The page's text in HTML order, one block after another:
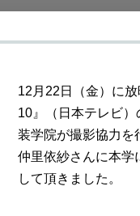
12月22日（金）に
10』（日本テレビ
装学院が撮影協力を
仲里依紗さんに本学
して頂きました。